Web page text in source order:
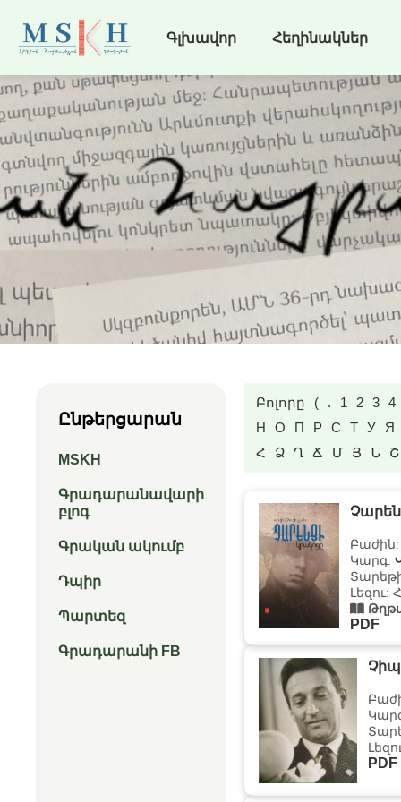
Գլխավոր Հեղինակներ
Ընթերցարան
MSKH
Գրադարանավարի
բլոգ
Գրական ակումբ
Դպիր
Պարտեզ
Գրադարանի FB
Բոլորը ( . 1 2 3 4
Н
О П Р С Т У
Я
Հ
Ձ Ղ Ճ Մ Յ Ն Շ
Կարգ:
Լեզու:
PDF
PDF